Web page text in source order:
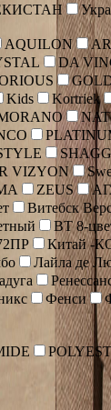
AQUILON
DA
Kids Kortriek
VIZYON
ZEUS
Витебск
ВТ 8-
Китай -
Лайла де
Фенси